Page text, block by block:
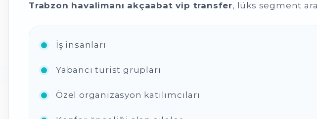
Trabzon havalimanı akçaabat vip transfer, lüks segment
İş insanları
Yabancı turist grupları
Özel organizasyon katılımcıları